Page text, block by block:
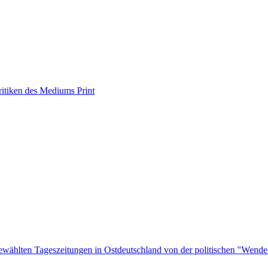
des Mediums Print
Tageszeitungen in Ostdeutschland von der politischen